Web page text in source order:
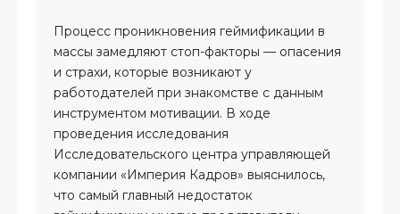
Процесс проникновения геймификации в
массы замедляют стоп-факторы — опасения
и страхи, которые возникают у
работодателей при знакомстве с данным
инструментом мотивации. В ходе
проведения исследования
Исследовательского центра управляющей
компании «Империя Кадров» выяснилось,
что самый главный недостаток